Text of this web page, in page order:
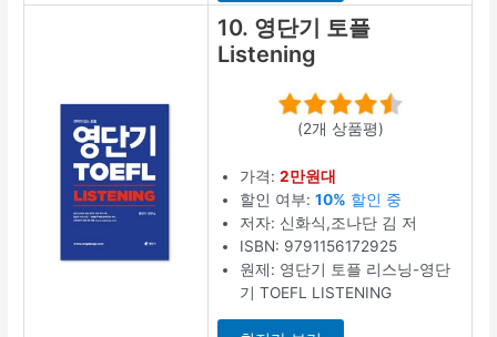
10. 영단기 토플
Listening
(2개 상품평)
가격:2만원대
할인 여부:10% 할인 중
저자: 신화식,조나단 김 저
ISBN: 9791156172925
원제: 영단기 토플 리스닝-영단
기 TOEFL LISTENING